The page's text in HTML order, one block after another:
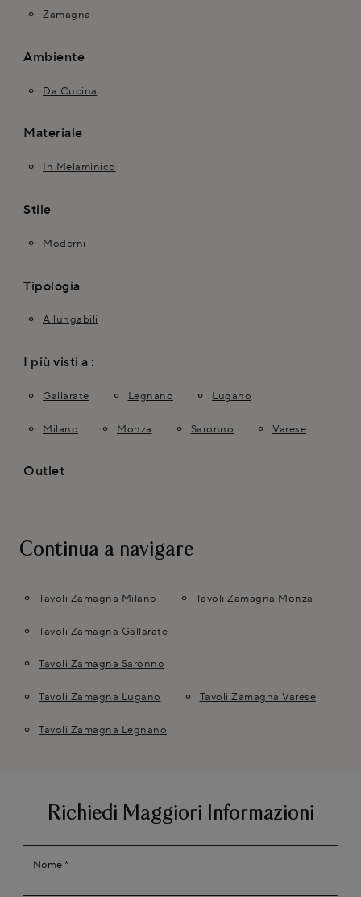
Zamagna
Ambiente
Da Cucina
Materiale
In Melaminico
Stile
Moderni
Tipologia
Allungabili
I più visti a :
Gallarate Legnano Lugano
Milano Monza Saronno Varese
Outlet
Continua a navigare
Tavoli Zamagna Milano Tavoli Zamagna Monza
Tavoli Zamagna Gallarate
Tavoli Zamagna Saronno
Tavoli Zamagna Lugano Tavoli Zamagna Varese
Tavoli Zamagna Legnano
Richiedi Maggiori Informazioni